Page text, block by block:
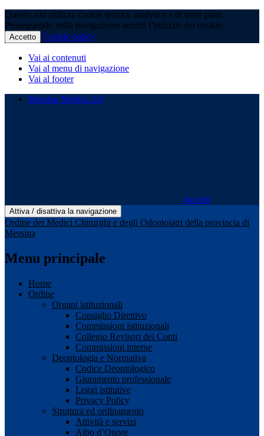
Questo sito utilizza cookie tecnici, analytics e di terze parti.
Proseguendo nella navigazione accetti l’utilizzo dei cookie.
Accetto Cookie policy
Vai ai contenuti
Vai al menu di navigazione
Vai al footer
Messina Medica 2.0
Accedi
Attiva / disattiva la navigazione
Ordine dei Medici Chirurghi e degli Odontoiatri della provincia di
Messina
Menu principale
Home
Ordine
Organi istituzionali
Consiglio Direttivo
Commissioni istituzionali
Collegio Revisori dei Conti
Commissioni interne
Deontologia e Normativa
Codice Deontologico
Giuramento professionale
Leggi istitutive
Privacy Policy
Struttura ed ordinamento
Attività e servizi
Albo d’Onore